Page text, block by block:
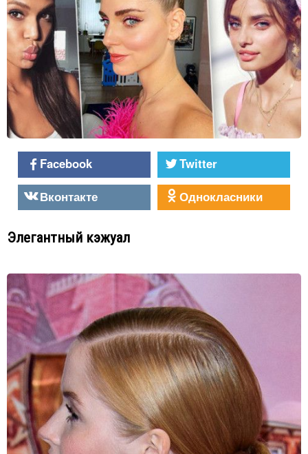
Facebook
Twitter
Вконтакте
Однокласники
Элегантный кэжуал